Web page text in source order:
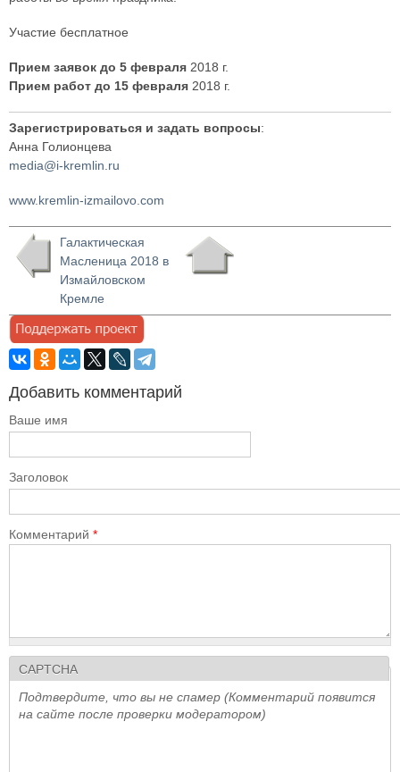
Участие бесплатное
Прием заявок до 5 февраля 2018 г.
Прием работ до 15 февраля 2018 г.
Зарегистрироваться и задать вопросы:
Анна Голионцева
media@i-kremlin.ru
www.kremlin-izmailovo.com
Галактическая
Масленица 2018 в
Измайловском
Кремле
Добавить комментарий
Ваше имя
Заголовок
Комментарий *
CAPTCHA
Подтвердите, что вы не спамер (Комментарий появится
на сайте после проверки модератором)